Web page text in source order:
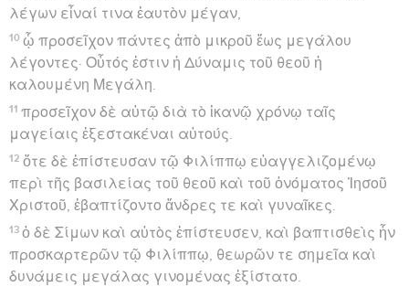
λέγων εἶναί τινα ἑαυτὸν μέγαν,
10 ᾧ προσεῖχον πάντες ἀπὸ μικροῦ ἕως μεγάλου
λέγοντες· Οὗτός ἐστιν ἡ Δύναμις τοῦ θεοῦ ἡ
καλουμένη Μεγάλη.
11 προσεῖχον δὲ αὐτῷ διὰ τὸ ἱκανῷ χρόνῳ ταῖς
μαγείαις ἐξεστακέναι αὐτούς.
12 ὅτε δὲ ἐπίστευσαν τῷ Φιλίππῳ εὐαγγελιζομένῳ
περὶ τῆς βασιλείας τοῦ θεοῦ καὶ τοῦ ὀνόματος Ἰησοῦ
Χριστοῦ, ἐβαπτίζοντο ἄνδρες τε καὶ γυναῖκες.
13 ὁ δὲ Σίμων καὶ αὐτὸς ἐπίστευσεν, καὶ βαπτισθεὶς ἦν
προσκαρτερῶν τῷ Φιλίππῳ, θεωρῶν τε σημεῖα καὶ
δυνάμεις μεγάλας γινομένας ἐξίστατο.